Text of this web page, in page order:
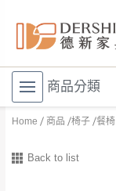
商品分類
Home 商品 椅子 餐椅
Back to list